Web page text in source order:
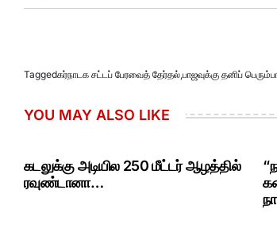
Taggedகர்நாடக சட்டப் பேரவைத் தேர்தல் பாஜவுக்கு தனிப்
YOU MAY ALSO LIKE
கடலுக்கு அடியில 250 மீட்டர் ஆழத்தில்
ரவுண்டானா…